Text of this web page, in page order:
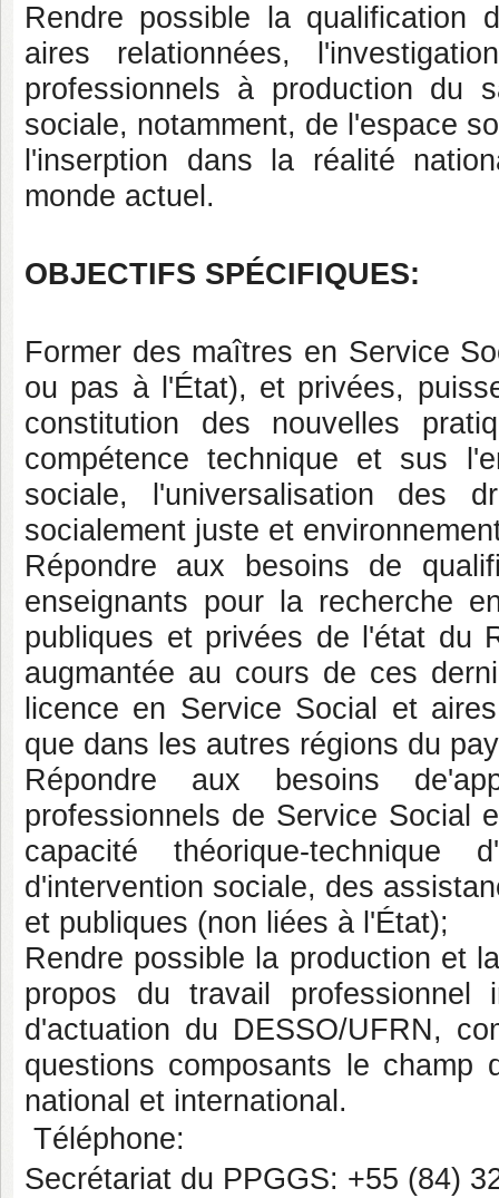
Rendre possible la qualification
aires relationnées,
professionnels à production du
sociale, notamment, de l'espace
l'inserption dans la réalité
monde actuel.
OBJECTIFS SPÉCIFIQUES:
Former des maîtres en Service
ou pas à l'État), et privées,
constitution des nouvelles
compétence technique et sus
sociale, l'universalisation des
socialement juste et
Répondre aux besoins de
enseignants pour la recherche
publiques et privées de l'état du
augmantée au cours de ces
licence en Service Social et
que dans les autres régions du
Répondre aux besoins
professionnels de Service Social
capacité théorique-
d'intervention sociale, des
et publiques (non liées à l'État);
Rendre possible la production et
propos du travail
d'actuation du DESSO/UFRN,
questions composants le champ
national et international.
Téléphone:
Secrétariat du PPGGS: +55 (84)